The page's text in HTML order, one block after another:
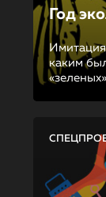
Год
каким
«зеленых»